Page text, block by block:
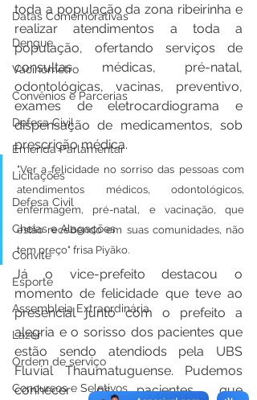
Datas Comemorativas
Dengue
Vacinômetro
Convênios e Parcerias
Defesa Civil
Emenda Parlamentar
Licitações
Defesa Civil
Cheias e Alagações
Convite
Esporte
Assembleia Extraordinária
Lazer
Ordem de serviço
Concursos e Seletivos
toda a população da zona ribeirinha e
realizar atendimentos a toda a
população, ofertando serviços de
consultas médicas, pré-natal,
odontológicas, vacinas, preventivo,
exames de eletrocardiograma e
dispensação de medicamentos, sob
prescrição médica.
"Ver a felicidade no sorriso das pessoas com
atendimentos médicos, odontológicos,
enfermagem, pré-natal, e vacinação, que
estão recebendo em suas comunidades, não
tem preço" frisa Piyãko.
Já o vice-prefeito destacou o
momento de felicidade que teve ao
presencial junto com o prefeito a
alegria e o sorisso dos pacientes que
estão sendo atendiods pela UBS
Fluvial Thaumatuguense. Pudemos
conhecer os pacientes que